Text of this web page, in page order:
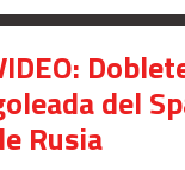
Saprissa a nivel
Celso Borges
presunto fraude en
Your Add Here !!
del
Rusia